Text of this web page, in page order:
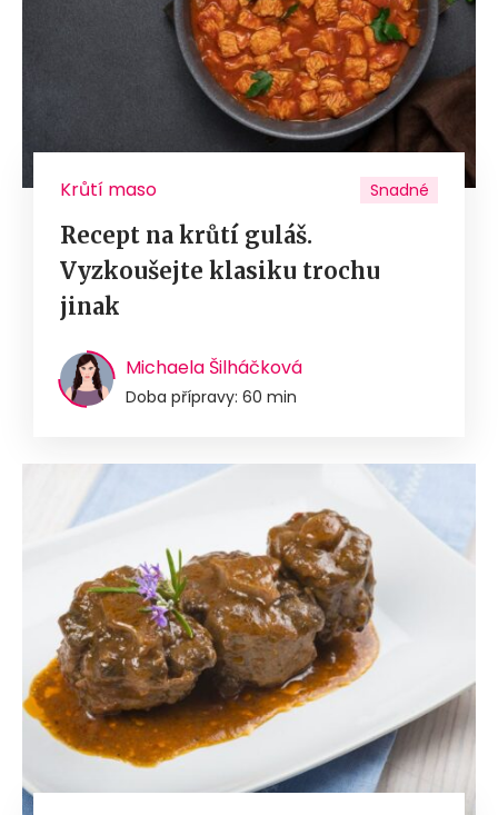
Krůtí maso Snadné
Recept na krůtí guláš.
Vyzkoušejte klasiku trochu
jinak
Michaela Šilháčková
Doba přípravy: 60 min